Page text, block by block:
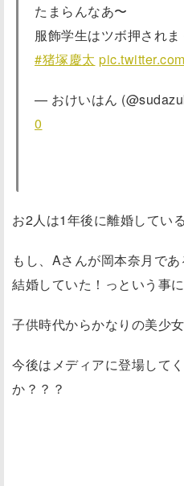
たまらんなあ〜
服飾学生はツボ押されま
#猪塚慶太
— おけいはん
0
お2人は1年後に離婚してい
もし、Aさんが岡本奈月で
結婚していた！っという事
子供時代からかなりの美少
今後はメディアに登場して
か？？？